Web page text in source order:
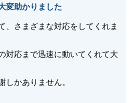
いいたします。
閉じる
変助かりました
、さまざまな対応をしてくれま
対応まで迅速に動いてくれて大
しかありません。